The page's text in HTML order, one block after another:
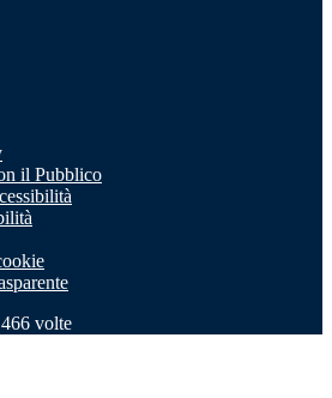
il Pubblico
466 volte